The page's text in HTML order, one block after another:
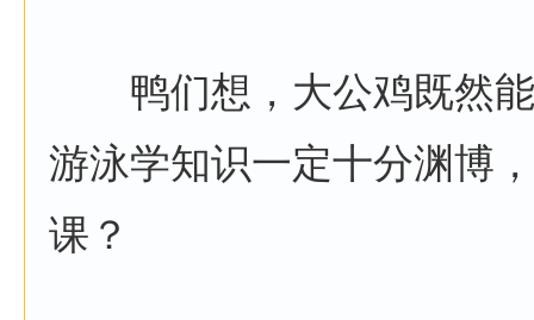
鸭们想，大公鸡既然能
游泳学知识一定十分渊博
课？